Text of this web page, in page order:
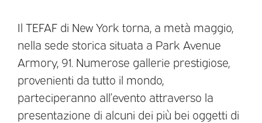
Il TEFAF di New York torna, a metà maggio,
nella sede storica situata a Park Avenue
Armory, 91. Numerose gallerie prestigiose,
provenienti da tutto il mondo,
parteciperanno all’evento attraverso la
presentazione di alcuni dei più bei oggetti di